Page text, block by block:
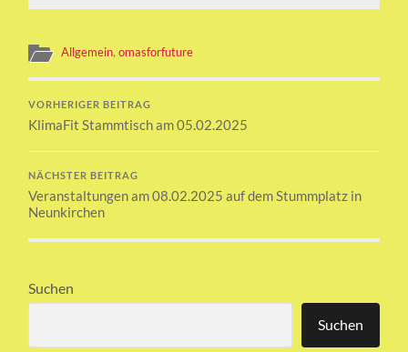
Allgemein,omasforfuture
VORHERIGER BEITRAG
KlimaFit Stammtisch am 05.02.2025
NÄCHSTER BEITRAG
Veranstaltungen am 08.02.2025 auf dem Stummplatz in
Neunkirchen
Suchen
Suchen